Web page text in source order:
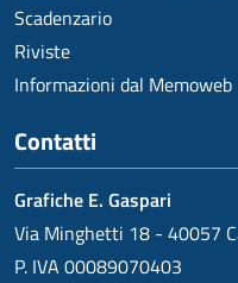
Scadenzario
Riviste
Informazioni dal Memoweb
Contatti
Grafiche E. Gaspari
Via Minghetti 18 - 40057
P. IVA 00089070403